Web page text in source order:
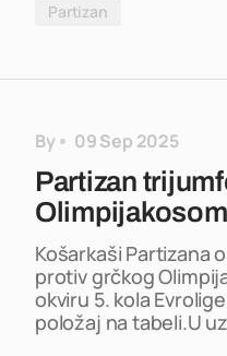
Partizan
By 09 Sep 2025
Partizan
Košarkaši Partizana
protiv grčkog
okviru 5. kola
položaj na tabeli.U